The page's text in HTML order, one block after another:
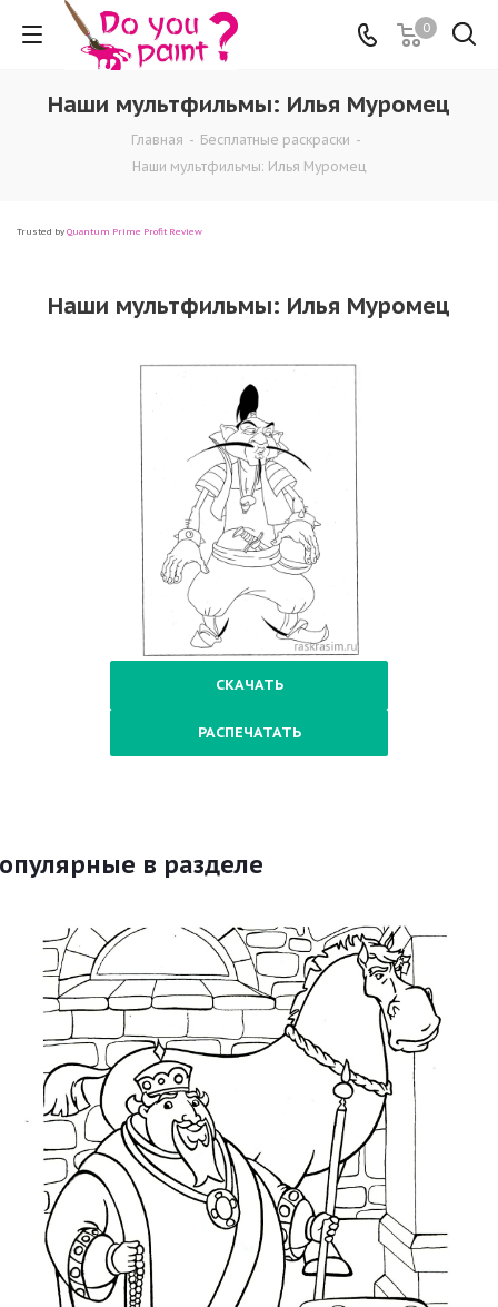
0
Наши мультфильмы: Илья Муромец
Главная - Бесплатные раскраски -
Наши мультфильмы: Илья Муромец
Trusted by Quantum Prime Profit Review
Наши мультфильмы: Илья Муромец
СКАЧАТЬ
РАСПЕЧАТАТЬ
в разделе